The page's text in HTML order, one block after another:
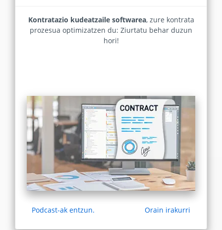
Kontratazio kudeatzaile softwarea, zure kontrata
prozesua optimizatzen du: Ziurtatu behar duzun
hori!
Podcast-ak entzun. Orain irakurri